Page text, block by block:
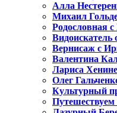
Алла
Михаил
Родословная
Вернисаж с
Валентина
Лариса
Олег
Культурный